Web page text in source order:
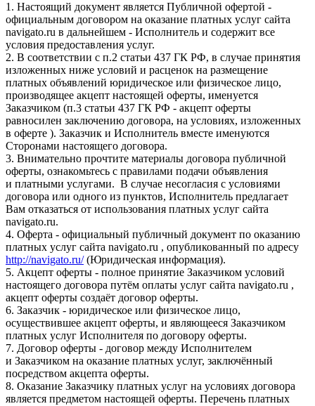
1. Настоящий документ является Публичной офертой -
официальным договором на оказание платных услуг сайта
navigato.ru в дальнейшем - Исполнитель и содержит все
условия предоставления услуг.
2. В соответствии с п.2 статьи 437 ГК РФ, в случае принятия
изложенных ниже условий и расценок на размещение
платных объявлений юридическое или физическое лицо,
производящее акцепт настоящей оферты, именуется
Заказчиком (п.3 статьи 437 ГК РФ - акцепт оферты
равносилен заключению договора, на условиях, изложенных
в оферте ). Заказчик и Исполнитель вместе именуются
Сторонами настоящего договора.
3. Внимательно прочтите материалы договора публичной
оферты, ознакомьтесь с правилами подачи объявления
и платными услугами. В случае несогласия с условиями
договора или одного из пунктов, Исполнитель предлагает
Вам отказаться от использования платных услуг сайта
navigato.ru.
4. Оферта - официальный публичный документ по оказанию
платных услуг сайта navigato.ru , опубликованный по адресу
http://navigato.ru/(Юридическая информация).
5. Акцепт оферты - полное принятие Заказчиком условий
настоящего договора путём оплаты услуг сайта navigato.ru ,
акцепт оферты создаёт договор оферты.
6. Заказчик - юридическое или физическое лицо,
осуществившее акцепт оферты, и являющееся Заказчиком
платных услуг Исполнителя по договору оферты.
7. Договор оферты - договор между Исполнителем
и Заказчиком на оказание платных услуг, заключённый
посредством акцепта оферты.
8. Оказание Заказчику платных услуг на условиях договора
является предметом настоящей оферты. Перечень платных